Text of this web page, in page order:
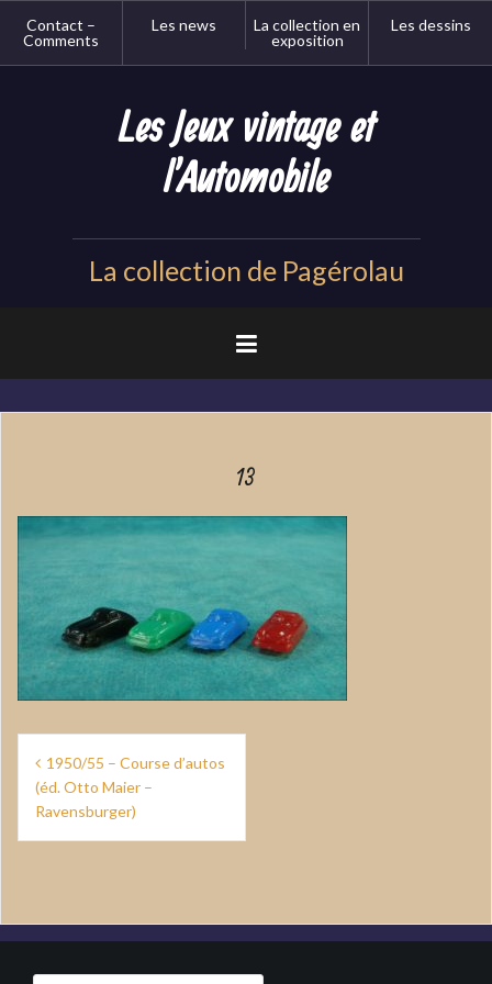
Contact –
Comments
Les news
La collection en
exposition
Les dessins
Les Jeux vintage et
l'Automobile
La collection de Pagérolau
13
Navigation
de
l’article
1950/55 – Course d’autos
(éd. Otto Maier –
Ravensburger)